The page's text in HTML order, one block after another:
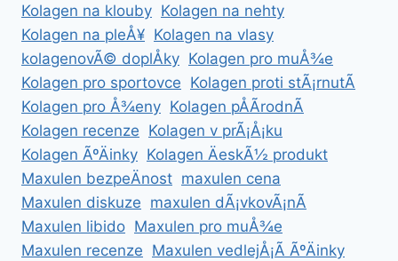
Kolagen na klouby Kolagen na nehty
Kolagen na pleÅ¥ Kolagen na vlasy
kolagenovÃ© doplÅky Kolagen pro muÅ¾e
Kolagen pro sportovce Kolagen proti stÃ¡rnutÃ­
Kolagen pro Å¾eny Kolagen pÅÃ­rodnÃ­
Kolagen recenze Kolagen v prÃ¡Å¡ku
Kolagen ÃºÄinky Kolagen ÄeskÃ½ produkt
Maxulen bezpeÄnost maxulen cena
Maxulen diskuze maxulen dÃ¡vkovÃ¡nÃ­
Maxulen libido Maxulen pro muÅ¾e
Maxulen recenze Maxulen vedlejÅ¡Ã­ ÃºÄinky